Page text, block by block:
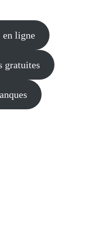
en ligne
gratuites